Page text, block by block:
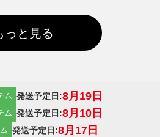
っと見る
ム 発送予定日:8月19日
ム 発送予定日:8月10日
発送予定日:8月17日